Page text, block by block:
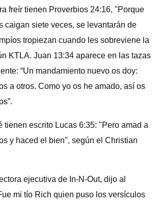
freír tienen Proverbios 24:16, "Porque
caigan siete veces, se levantarán de
tropiezan cuando les sobreviene la
KTLA. Juan 13:34 aparece en las tazas
“Un mandamiento nuevo os doy:
a otros. Como yo os he amado, así os
tienen escrito Lucas 6:35: "Pero amad a
y haced el bien", según el Christian
ejecutiva de In-N-Out, dijo al
mi tío Rich quien puso los versículos